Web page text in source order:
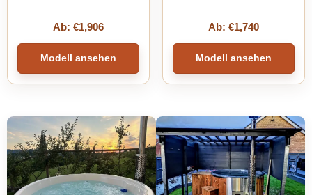
Ab: €1,906
Modell ansehen
Ab: €1,740
Modell ansehen